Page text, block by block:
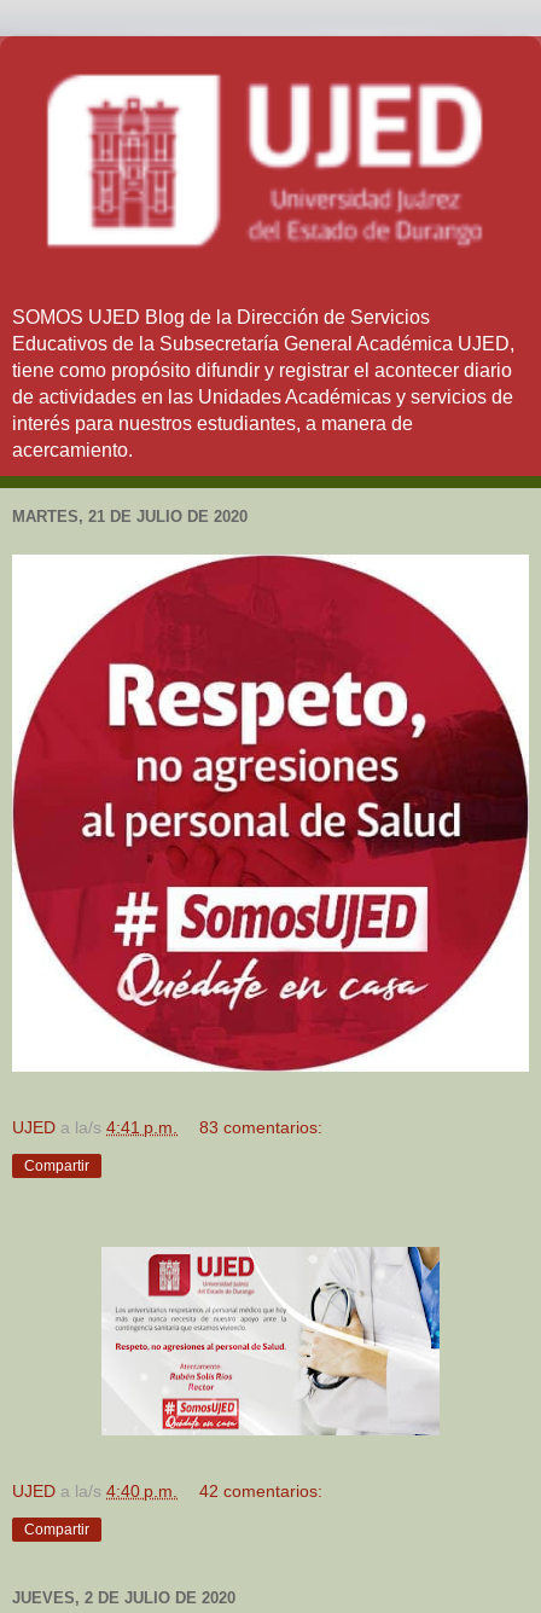
SOMOS UJED Blog de la Dirección de Servicios
Educativos de la Subsecretaría General Académica UJED,
tiene como propósito difundir y registrar el acontecer diario
de actividades en las Unidades Académicas y servicios de
interés para nuestros estudiantes, a manera de
acercamiento.
MARTES, 21 DE JULIO DE 2020
UJED a la/s 4:41 p.m. 83 comentarios:
Compartir
UJED a la/s 4:40 p.m. 42 comentarios:
Compartir
JUEVES, 2 DE JULIO DE 2020